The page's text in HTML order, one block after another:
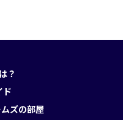
？
ド
ズの部屋